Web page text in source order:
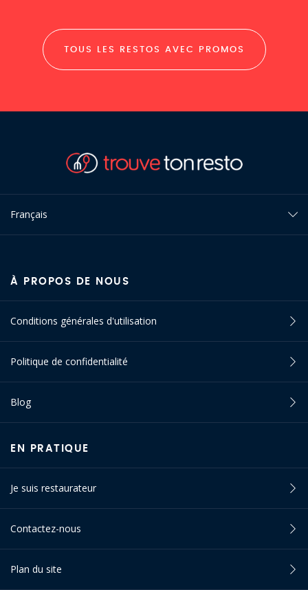
TOUS LES RESTOS AVEC PROMOS
Français
À PROPOS DE NOUS
Conditions générales d'utilisation
Politique de confidentialité
Blog
EN PRATIQUE
Je suis restaurateur
Contactez-nous
Plan du site